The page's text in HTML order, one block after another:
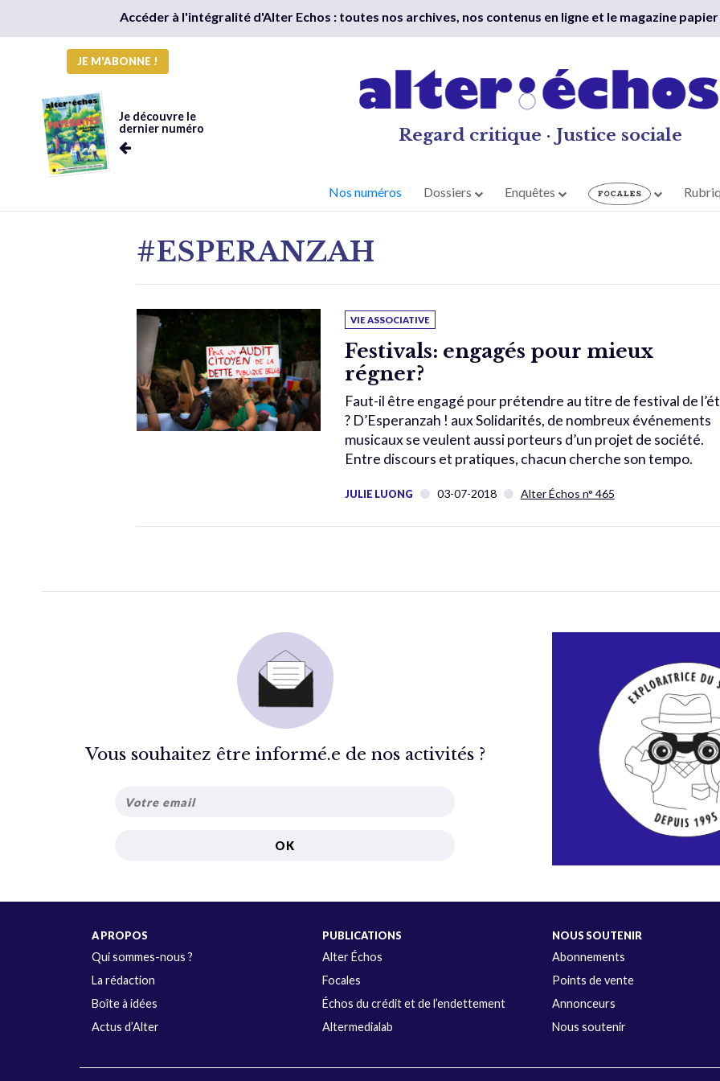
Accéder à l'intégralité d'Alter Echos : toutes nos archives, nos contenus en ligne et le magazine
JE M'ABONNE !
Je découvre le
dernier numéro
Regard critique · Justice sociale
Nos numéros Dossiers Enquêtes
#ESPERANZAH
VIE ASSOCIATIVE
Festivals: engagés pour mieux
régner?
Faut-il être engagé pour prétendre au titre de festival de
? D’Esperanzah ! aux Solidarités, de nombreux événements
musicaux se veulent aussi porteurs d’un projet de société.
Entre discours et pratiques, chacun cherche son tempo.
JULIE LUONG 03-07-2018 Alter Échos n° 465
Vous souhaitez être informé.e de nos activités ?
A PROPOS
Qui sommes-nous ?
La rédaction
Boîte à idées
Actus d’Alter
PUBLICATIONS
Alter Échos
Focales
Échos du crédit et de l’endettement
Altermedialab
NOUS SOUTENIR
Abonnements
Points de vente
Annonceurs
Nous soutenir